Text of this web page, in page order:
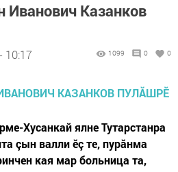
Иванович Казанков
10:17 1099 0 0
Хусанкай ялне Тутарстанра
çын валли ӗç те, пурăнма
кая мар больница та,